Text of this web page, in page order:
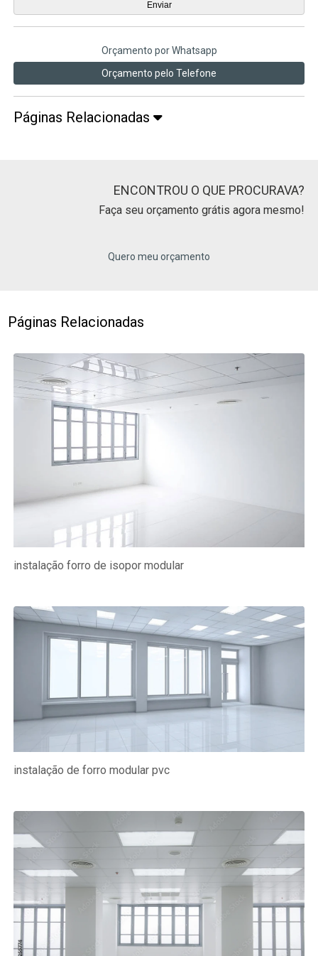
Orçamento por Whatsapp
Orçamento pelo Telefone
Páginas Relacionadas
ENCONTROU O QUE PROCURAVA?
Faça seu orçamento grátis agora mesmo!
Quero meu orçamento
Páginas Relacionadas
instalação forro de isopor modular
instalação de forro modular pvc